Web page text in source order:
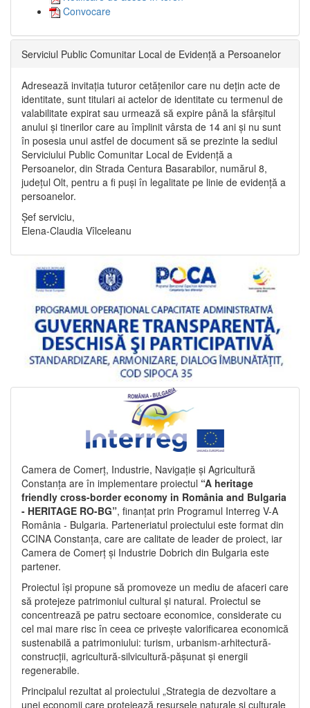
Convocare
Serviciul Public Comunitar Local de Evidență a Persoanelor
Adresează invitația tuturor cetățenilor care nu dețin acte de
identitate, sunt titulari ai actelor de identitate cu termenul de
valabilitate expirat sau urmează să expire până la sfârșitul
anului și tinerilor care au împlinit vârsta de 14 ani și nu sunt
în posesia unui astfel de document să se prezinte la sediul
Serviciului Public Comunitar Local de Evidență a
Persoanelor, din Strada Centura Basarabilor, numărul 8,
județul Olt, pentru a fi puși în legalitate pe linie de evidență a
persoanelor.
Șef serviciu,
Elena-Claudia Vîlceleanu
Camera de Comerț, Industrie, Navigație și Agricultură
Constanța are în implementare proiectul “A heritage
friendly cross-border economy in România and Bulgaria
- HERITAGE RO-BG”, finanțat prin Programul Interreg V-A
România - Bulgaria. Parteneriatul proiectului este format din
CCINA Constanța, care are calitate de leader de proiect, iar
Camera de Comerț și Industrie Dobrich din Bulgaria este
partener.
Proiectul își propune să promoveze un mediu de afaceri care
să protejeze patrimoniul cultural și natural. Proiectul se
concentrează pe patru sectoare economice, considerate cu
cel mai mare risc în ceea ce privește valorificarea economică
sustenabilă a patrimoniului: turism, urbanism-arhitectură-
construcții, agricultură-silvicultură-pășunat și energii
regenerabile.
Principalul rezultat al proiectului „Strategia de dezvoltare a
unei economii care protejează resursele naturale și culturale